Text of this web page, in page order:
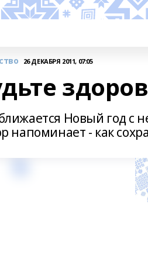
26 ДЕКАБРЯ 2011, 07:05
Новый год с
напоминает - как